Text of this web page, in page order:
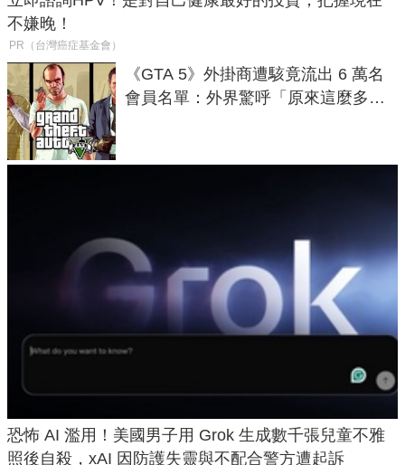
不嫌晚！
PR（台灣癌症基金會）
《GTA 5》外掛商遭駭竟流出 6 萬名
會員名單：外界驚呼「原來這麼多人
恐怖 AI 濫用！美國男子用 Grok 生成數千張兒童不雅
照後自殺，xAI 因防護失靈與不配合警方遭起訴